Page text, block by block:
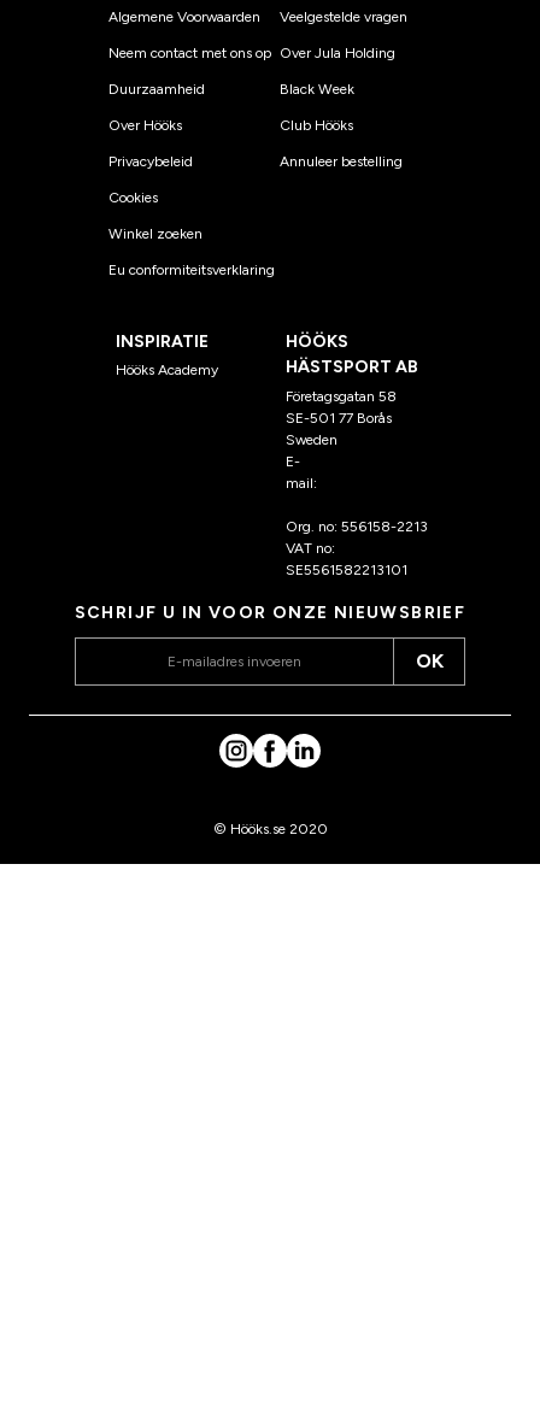
Algemene Voorwaarden
Neem contact met ons op
Duurzaamheid
Over Hööks
Privacybeleid
Cookies
Winkel zoeken
Eu conformiteitsverklaring
Veelgestelde vragen
Over Jula Holding
Black Week
Club Hööks
Annuleer bestelling
INSPIRATIE
Hööks Academy
HÖÖKS
HÄSTSPORT AB
Företagsgatan 58
SE-501 77 Borås
Sweden
E-
mail:
Org. no: 556158-2213
VAT no:
SE5561582213101
SCHRIJF U IN VOOR ONZE NIEUWSBRIEF
OK
© Hööks.se 2020